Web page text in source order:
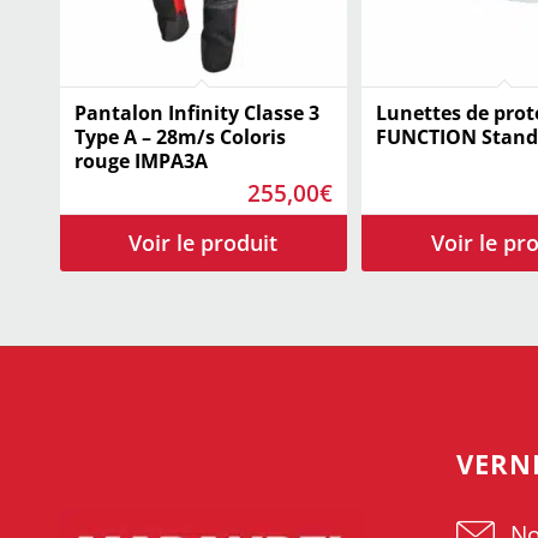
Pantalon Infinity Classe 3
Type A – 28m/s Coloris
rouge IMPA3A
255,00€
Lunettes de
FUNCTION